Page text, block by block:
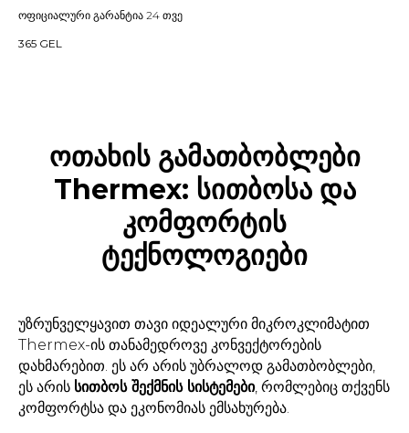
ოფიციალური გარანტია 24 თვე
365 GEL
ოთახის გამათბობლები
Thermex: სითბოსა და
კომფორტის
ტექნოლოგიები
უზრუნველყავით თავი იდეალური მიკროკლიმატით
Thermex-ის თანამედროვე კონვექტორების
დახმარებით. ეს არ არის უბრალოდ გამათბობლები,
ეს არის სითბოს შექმნის სისტემები, რომლებიც თქვენს
კომფორტსა და ეკონომიას ემსახურება.